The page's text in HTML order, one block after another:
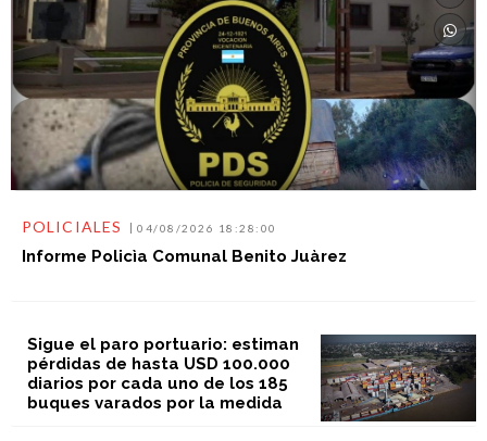
POLICIALES 04/08/2026 18:28:00
Informe Policìa Comunal Benito Juàrez
Sigue el paro portuario: estiman
pérdidas de hasta USD 100.000
diarios por cada uno de los 185
buques varados por la medida